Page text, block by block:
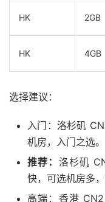
HK 2GB
HK 4GB
选择建议：
入门：洛杉矶
机房，入门之选。
推荐： 洛杉矶
快，可选机房多，
高端：香港